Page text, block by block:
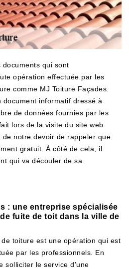
qui sont
opération effectuée par les
comme MJ Toiture Façades.
informatif dressé à
de données fournies par les
lors de la visite du site web
notre devoir de rappeler que
gratuit. À côté de cela, il
qui va découler de sa
: une entreprise spécialisée
fuite de toit dans la ville de
toiture est une opération qui est
par les professionnels. En
solliciter le service d'une